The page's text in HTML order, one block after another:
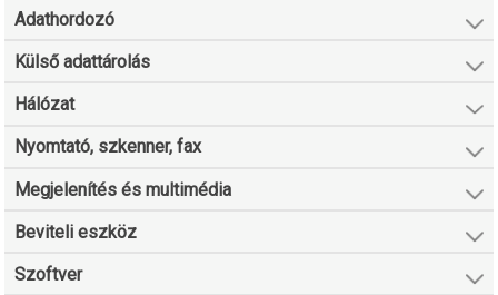
Adathordozó
Külső adattárolás
Hálózat
Nyomtató, szkenner, fax
Megjelenítés és multimédia
Beviteli eszköz
Szoftver